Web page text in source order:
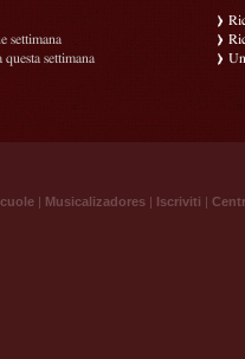
settimana
settimana
| Musicalizadores | Iscriviti |